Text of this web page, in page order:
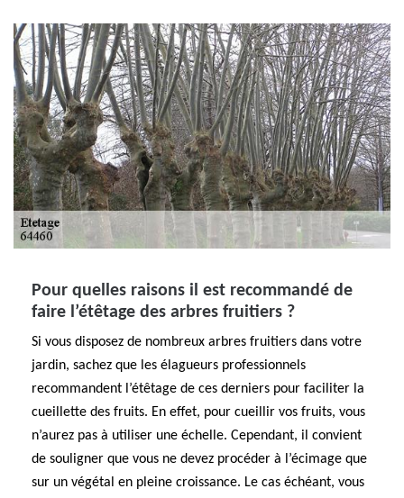
Pour quelles raisons il est recommandé de
faire l’étêtage des arbres fruitiers ?
Si vous disposez de nombreux arbres fruitiers dans votre
jardin, sachez que les élagueurs professionnels
recommandent l’étêtage de ces derniers pour faciliter la
cueillette des fruits. En effet, pour cueillir vos fruits, vous
n’aurez pas à utiliser une échelle. Cependant, il convient
de souligner que vous ne devez procéder à l’écimage que
sur un végétal en pleine croissance. Le cas échéant, vous